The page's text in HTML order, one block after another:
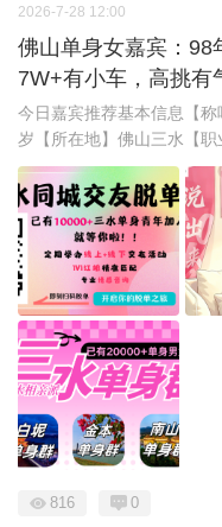
2026-7-28 12:00
佛山单身女嘉宾：98
7W+有小车，高挑有
今日嘉宾推荐基本信息【
岁【所在地】佛山三水【职
816 0